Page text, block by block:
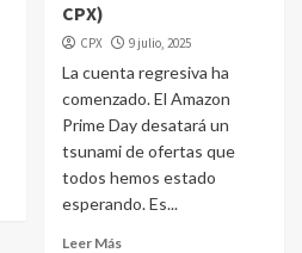
CPX)
CPX 9 julio, 2025
La cuenta regresiva ha
comenzado. El Amazon
Prime Day desatará un
tsunami de ofertas que
todos hemos estado
esperando. Es...
Leer Más